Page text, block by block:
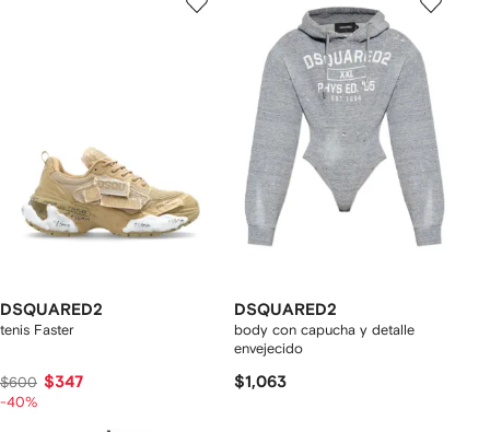
DSQUARED2
tenis Faster
$600 $347
-40%
DSQUARED2
body con capucha y detalle
envejecido
$1,063